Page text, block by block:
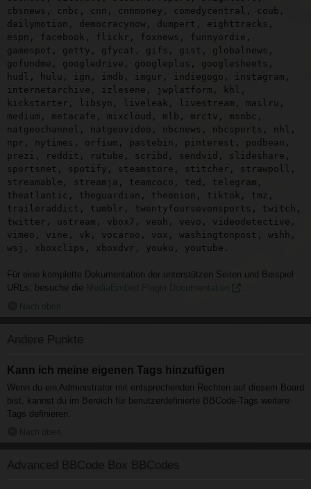
cbsnews, cnbc, cnn, cnnmoney, comedycentral, coub,
dailymotion, democracynow, dumpert, eighttracks,
espn, facebook, flickr, foxnews, funnyordie,
gamespot, getty, gfycat, gifs, gist, globalnews,
gofundme, googledrive, googleplus, googlesheets,
hudl, hulu, ign, imdb, imgur, indiegogo, instagram,
internetarchive, izlesene, jwplatform, khl,
kickstarter, libsyn, liveleak, livestream, mailru,
medium, metacafe, mixcloud, mlb, mrctv, msnbc,
natgeochannel, natgeovideo, nbcnews, nbcsports, nhl,
npr, nytimes, orfium, pastebin, pinterest, podbean,
prezi, reddit, rutube, scribd, sendvid, slideshare,
sportsnet, spotify, steamstore, stitcher, strawpoll,
streamable, streamja, teamcoco, ted, telegram,
theatlantic, theguardian, theonion, tiktok, tmz,
traileraddict, tumblr, twentyfoursevensports, twitch,
twitter, ustream, vbox7, veoh, vevo, videodetective,
vimeo, vine, vk, vocaroo, vox, washingtonpost, wshh,
wsj, xboxclips, xboxdvr, youku, youtube.
Für eine komplette Dokumentation der unterstützen Seiten und Beispiel
URLs, besuche die
.
Nach oben
Andere Punkte
Kann ich meine eigenen Tags hinzufügen
Wenn du ein Administrator mit entsprechenden Rechten auf diesem Board
bist, kannst du im Bereich für benutzerdefinierte BBCode-Tags weitere
Tags definieren.
Nach oben
Advanced BBCode Box BBCodes